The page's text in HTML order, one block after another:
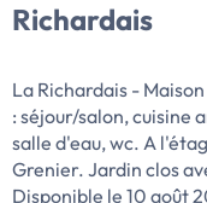
Richardais
La Richardais -
: séjour/salon, cuisine
salle d'eau, wc. A
Grenier. Jardin clos
Disponible le 10 août